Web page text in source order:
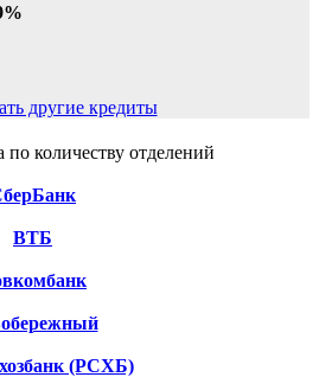
другие кредиты
количеству отделений
ВТБ
(РСХБ)